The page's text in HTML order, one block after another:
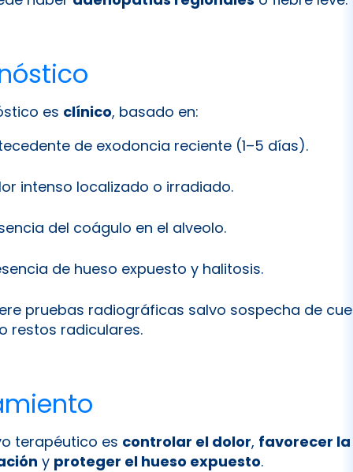
es clínico, basado en:
de exodoncia reciente (1–5 días).
intenso localizado o irradiado.
del coágulo en el alveolo.
de hueso expuesto y halitosis.
pruebas radiográficas salvo sospecha de
restos radiculares.
terapéutico es controlar el dolor, favorecer la
y proteger el hueso expuesto.